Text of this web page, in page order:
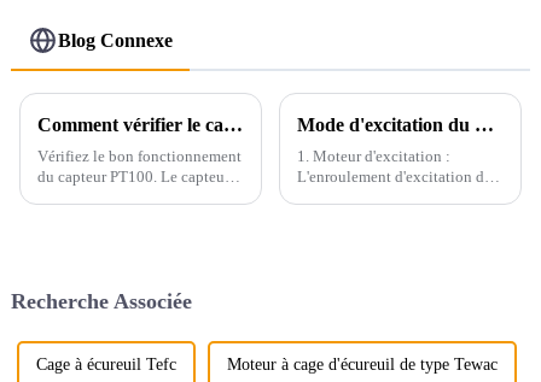
Blog Connexe
Comment vérifier le capteur de température PT100 ?
Vérifiez le bon fonctionnement
du capteur PT100. Le capteur
Mode d'excitation du moteur à courant continu
1. Moteur d'excitation :
L'enroulement d'excitation du
Recherche Associée
Cage à écureuil Tefc Moteur à cage d'écureuil de type Tewac